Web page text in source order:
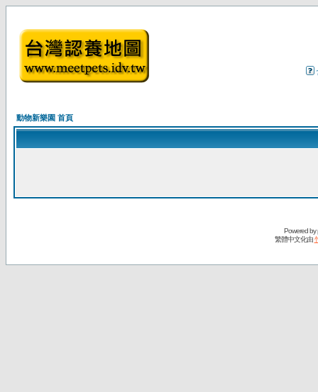
動物新樂園 首頁
Powered by
繁體中文化由